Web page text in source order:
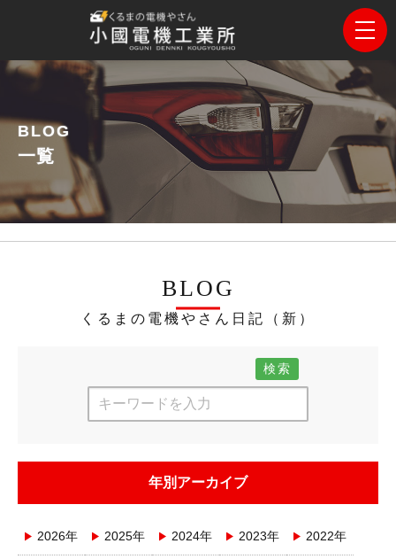
BLOG
一覧
BLOG
くるまの電機やさん日記（新）
検索
年別アーカイブ
2026年 2025年 2024年 2023年 2022年